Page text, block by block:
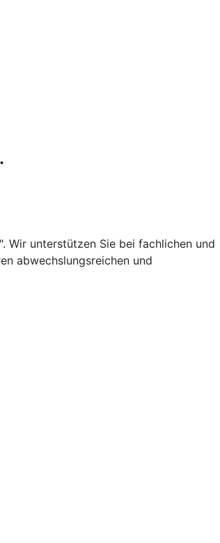
Wir unterstützen Sie bei fachlichen und
abwechslungsreichen und